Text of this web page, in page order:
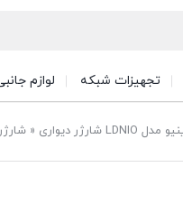
لوازم تجهیزات شبکه
»